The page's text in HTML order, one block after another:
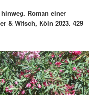
Roman einer
& Witsch, Köln 2023. 429